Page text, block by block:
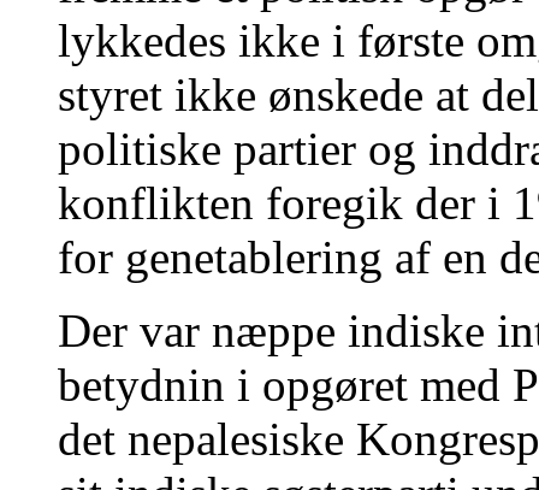
lykkedes ikke i første
styret ikke ønskede at
politiske partier og
konflikten foregik der i
for genetablering af en
Der var næppe indiske
betydnin i opgøret med
det nepalesiske